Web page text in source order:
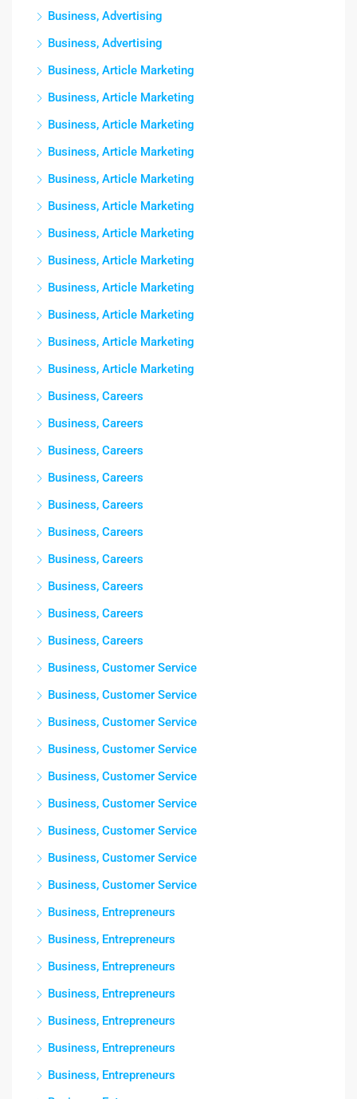
Business, Advertising
Business, Advertising
Business, Article Marketing
Business, Article Marketing
Business, Article Marketing
Business, Article Marketing
Business, Article Marketing
Business, Article Marketing
Business, Article Marketing
Business, Article Marketing
Business, Article Marketing
Business, Article Marketing
Business, Article Marketing
Business, Article Marketing
Business, Careers
Business, Careers
Business, Careers
Business, Careers
Business, Careers
Business, Careers
Business, Careers
Business, Careers
Business, Careers
Business, Careers
Business, Customer Service
Business, Customer Service
Business, Customer Service
Business, Customer Service
Business, Customer Service
Business, Customer Service
Business, Customer Service
Business, Customer Service
Business, Customer Service
Business, Entrepreneurs
Business, Entrepreneurs
Business, Entrepreneurs
Business, Entrepreneurs
Business, Entrepreneurs
Business, Entrepreneurs
Business, Entrepreneurs